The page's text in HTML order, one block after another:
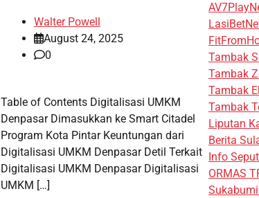
Walter Powell
August 24, 2025
0
Table of Contents Digitalisasi UMKM
Denpasar Dimasukkan ke Smart Citadel
Program Kota Pintar Keuntungan dari
Digitalisasi UMKM Denpasar Detil Terkait
Digitalisasi UMKM Denpasar Digitalisasi
UMKM […]
Tambak
Tambak
Tambak
Tambak
Liputan
Berita
Info
ORMAS